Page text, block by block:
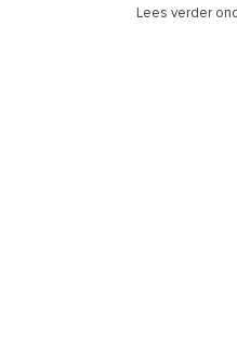
Lees verder